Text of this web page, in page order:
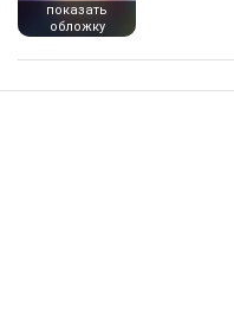
показать
обложку